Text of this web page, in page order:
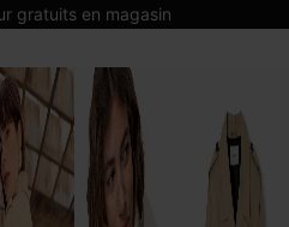
gratuits en magasin